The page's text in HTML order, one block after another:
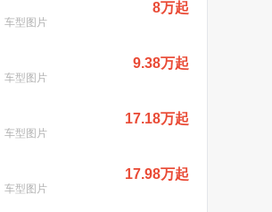
车型图片
8万起
车型图片
9.38万起
车型图片
17.18万起
车型图片
17.98万起